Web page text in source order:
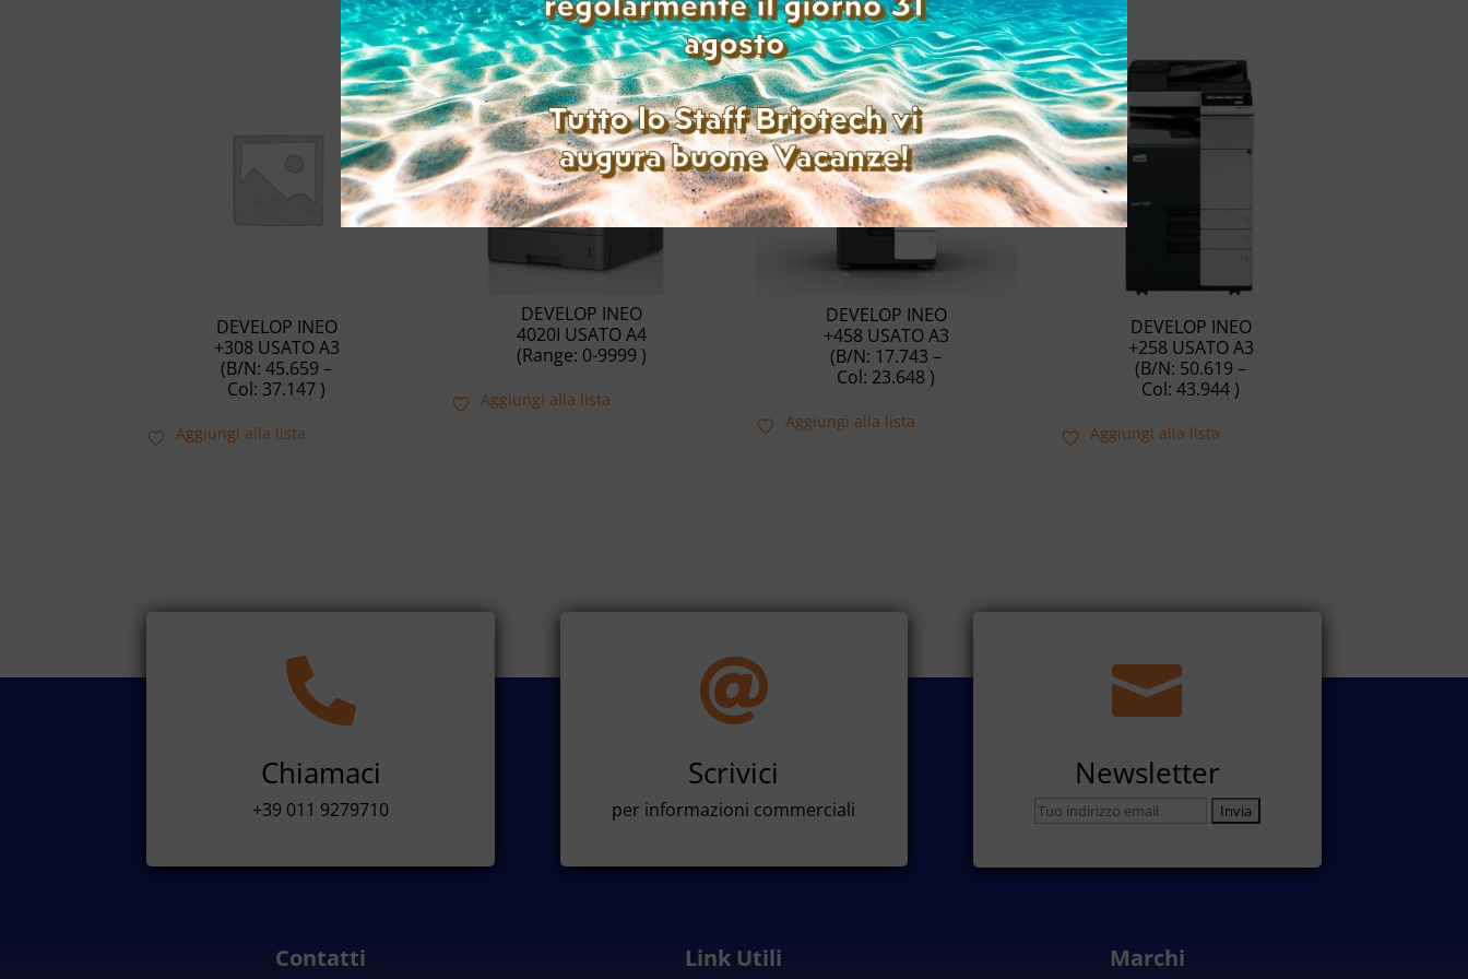
DEVELOP INEO
+308 USATO A3
(B/N: 45.659 –
Col: 37.147 )
Aggiungi alla lista
DEVELOP INEO
4020I USATO A4
(Range: 0-9999 )
Aggiungi alla lista
DEVELOP INEO
+458 USATO A3
(B/N: 17.743 –
Col: 23.648 )
Aggiungi alla lista
DEVELOP INEO
+258 USATO A3
(B/N: 50.619 –
Col: 43.944 )
Aggiungi alla lista

Chiamaci
+39 011 9279710

Scrivici
per informazioni commerciali

Newsletter
Contatti Link Utili Marchi